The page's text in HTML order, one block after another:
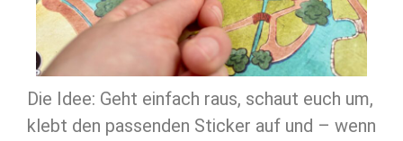
Die Idee: Geht einfach raus, schaut euch um,
klebt den passenden Sticker auf und – wenn